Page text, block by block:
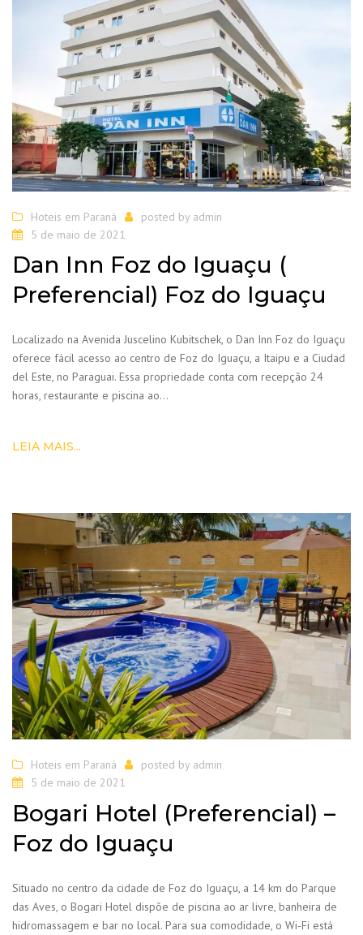
Hoteis em Paraná posted by admin
5 de maio de 2021
Dan Inn Foz do Iguaçu (
Preferencial) Foz do Iguaçu
Localizado na Avenida Juscelino Kubitschek, o Dan Inn Foz do Iguaçu
oferece fácil acesso ao centro de Foz do Iguaçu, a Itaipu e a Ciudad
del Este, no Paraguai. Essa propriedade conta com recepção 24
horas, restaurante e piscina ao…
LEIA MAIS...
Hoteis em Paraná posted by admin
5 de maio de 2021
Bogari Hotel (Preferencial) –
Foz do Iguaçu
Situado no centro da cidade de Foz do Iguaçu, a 14 km do Parque
das Aves, o Bogari Hotel dispõe de piscina ao ar livre, banheira de
hidromassagem e bar no local. Para sua comodidade, o Wi-Fi está